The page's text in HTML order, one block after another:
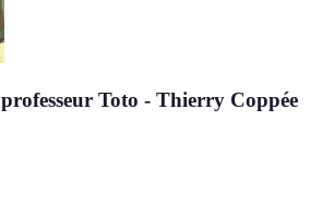
Toto - Thierry Coppée